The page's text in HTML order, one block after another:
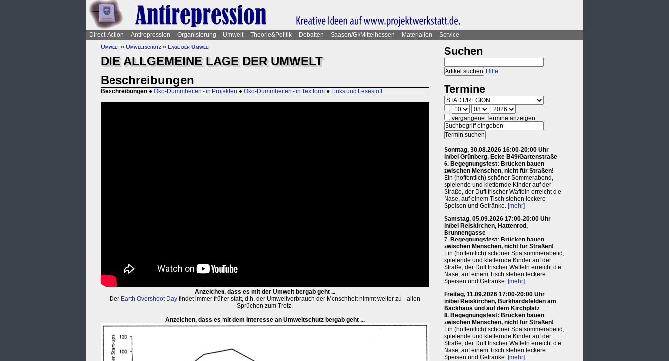
Direct-Action Antirepression Organisierung Umwelt Theorie&Politik Debatten Saasen/GI/Mittelhessen Materialien
Service
Umwelt » Umweltschutz » Lage der Umwelt
DIE ALLGEMEINE LAGE DER UMWELT
Beschreibungen
Beschreibungen ● Öko-Dummheiten - in Projekten ● Öko-Dummheiten - in Textform ● Links und Lesestoff
Anzeichen, dass es mit der Umwelt bergab geht ...
Der Earth Overshoot Day findet immer früher statt, d.h. der Umweltverbrauch der Menschheit nimmt weiter zu - allen
Sprüchen zum Trotz.
Anzeichen, dass es mit dem Interesse an Umweltschutz bergab geht ...
Suchen
Hilfe
Termine
vergangene Termine anzeigen
Sonntag, 30.08.2026 16:00-20:00 Uhr
in/bei Grünberg, Ecke B49/Gartenstraße
6. Begegnungsfest: Brücken bauen
zwischen Menschen, nicht für Straßen!
Ein (hoffentlich) schöner Sommerabend,
spielende und kletternde Kinder auf der
Straße, der Duft frischer Waffeln erreicht die
Nase, auf einem Tisch stehen leckere
Speisen und Getränke. [mehr]
Samstag, 05.09.2026 17:00-20:00 Uhr
in/bei Reiskirchen, Hattenrod,
Brunnengasse
7. Begegnungsfest: Brücken bauen
zwischen Menschen, nicht für Straßen!
Ein (hoffentlich) schöner Spätsommerabend,
spielende und kletternde Kinder auf der
Straße, der Duft frischer Waffeln erreicht die
Nase, auf einem Tisch stehen leckere
Speisen und Getränke. [mehr]
Freitag, 11.09.2026 17:00-20:00 Uhr
in/bei Reiskirchen, Burkhardsfelden am
Backhaus und auf dem Kirchplatz
8. Begegnungsfest: Brücken bauen
zwischen Menschen, nicht für Straßen!
Ein (hoffentlich) schöner Spätsommerabend,
spielende und kletternde Kinder auf der
Straße, der Duft frischer Waffeln erreicht die
Nase, auf einem Tisch stehen leckere
Speisen und Getränke. [mehr]